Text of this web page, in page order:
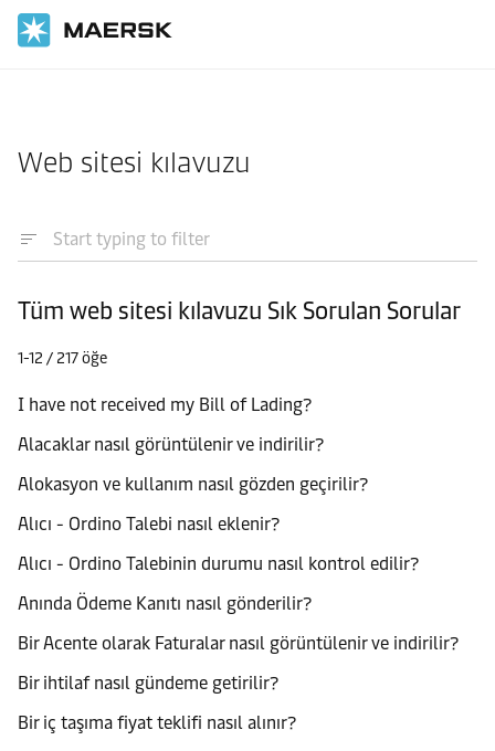
Web sitesi kılavuzu
Tüm web sitesi kılavuzu Sık Sorulan Sorular
1-12 / 217 öğe
I have not received my Bill of Lading?
Alacaklar nasıl görüntülenir ve indirilir?
Alokasyon ve kullanım nasıl gözden geçirilir?
Alıcı - Ordino Talebi nasıl eklenir?
Alıcı - Ordino Talebinin durumu nasıl kontrol edilir?
Anında Ödeme Kanıtı nasıl gönderilir?
Bir Acente olarak Faturalar nasıl görüntülenir ve indirilir?
Bir ihtilaf nasıl gündeme getirilir?
Bir iç taşıma fiyat teklifi nasıl alınır?